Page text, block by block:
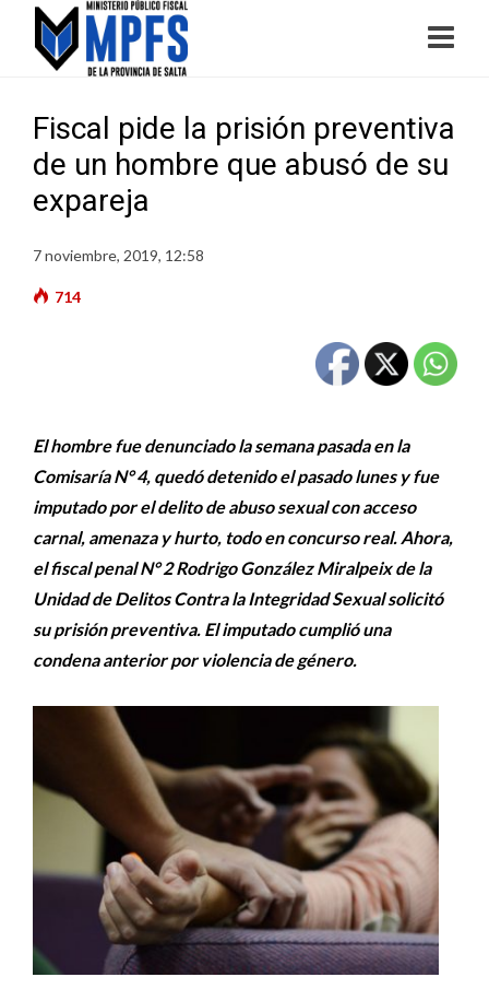
Fiscal pide la prisión preventiva
de un hombre que abusó de su
expareja
7 noviembre, 2019, 12:58
714
El hombre fue denunciado la semana pasada en la
Comisaría N° 4, quedó detenido el pasado lunes y fue
imputado por el delito de abuso sexual con acceso
carnal, amenaza y hurto, todo en concurso real. Ahora,
el fiscal penal N° 2 Rodrigo González Miralpeix de la
Unidad de Delitos Contra la Integridad Sexual solicitó
su prisión preventiva. El imputado cumplió una
condena anterior por violencia de género.